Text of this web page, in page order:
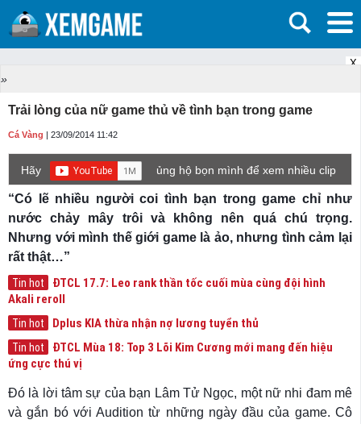
X
»
Trải lòng của nữ game thủ về tình bạn trong game
Cá Vàng | 23/09/2014 11:42
Hãy
ủng hộ bọn mình để xem nhiều clip
game mới hơn nhé!
“Có lẽ nhiều người coi tình bạn trong game chỉ như
nước chảy mây trôi và không nên quá chú trọng.
Nhưng với mình thế giới game là ảo, nhưng tình cảm lại
rất thật…”
Tin hot
ĐTCL 17.7: Leo rank thần tốc cuối mùa cùng đội hình
Akali reroll
Tin hot Dplus KIA thừa nhận nợ lương tuyển thủ
Tin hot
ĐTCL Mùa 18: Top 3 Lõi Kim Cương mới mang đến hiệu
ứng cực thú vị
Đó là lời tâm sự của bạn Lâm Tử Ngọc, một nữ nhi đam mê
và gắn bó với Audition từ những ngày đầu của game. Cô